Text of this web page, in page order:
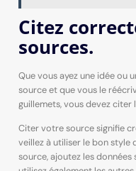
Citez
sources.
Que vous ayez une idée ou
source et que vous le
guillemets, vous devez
Citer votre source signifie
veillez à utiliser le bon style
source, ajoutez les